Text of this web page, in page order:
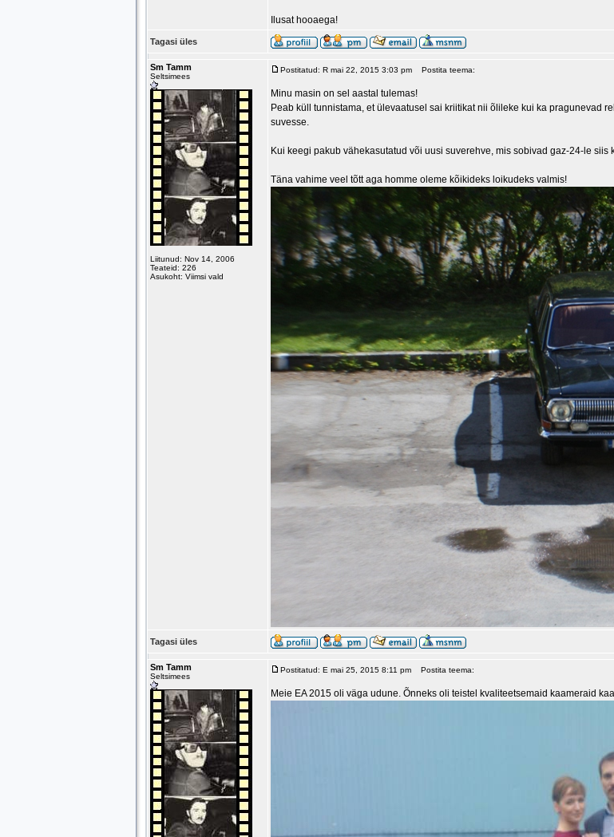
Ilusat hooaega!
Tagasi üles
Sm Tamm
Seltsimees
Liitunud: Nov 14, 2006
Teateid: 226
Asukoht: Viimsi vald
Postitatud: R mai 22, 2015 3:03 pm Postita teema:
Minu masin on sel aastal tulemas!
Peab küll tunnistama, et ülevaatusel sai kriitikat nii õlileke kui ka pragunevad
suvesse.
Kui keegi pakub vähekasutatud või uusi suverehve, mis sobivad gaz-24-le
Täna vahime veel tõtt aga homme oleme kõikideks loikudeks valmis!
Tagasi üles
Sm Tamm
Seltsimees
Postitatud: E mai 25, 2015 8:11 pm Postita teema:
Meie EA 2015 oli väga udune. Õnneks oli teistel kvaliteetsemaid kaameraid